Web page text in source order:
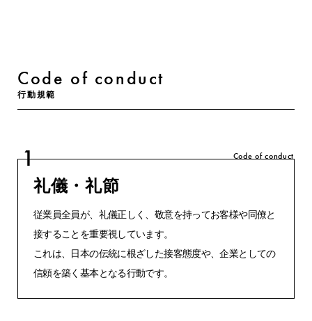
Code of conduct
行動規範
Code of conduct
1
礼儀・礼節
従業員全員が、礼儀正しく、敬意を持ってお客様や同僚と
接することを重要視しています。
これは、日本の伝統に根ざした接客態度や、企業としての
信頼を築く基本となる行動です。